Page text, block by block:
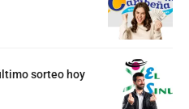
sorteo hoy